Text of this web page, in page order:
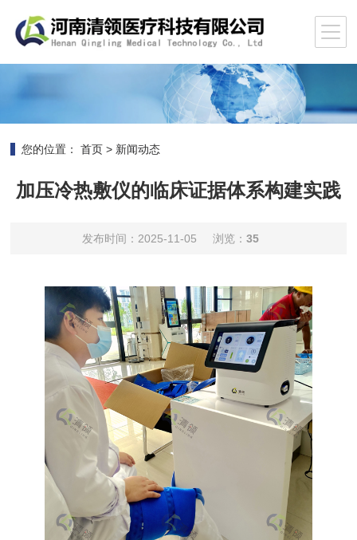
您的位置： 首页 > 新闻动态
加压冷热敷仪的临床证据体系构建实践
发布时间：2025-11-05 浏览： 35